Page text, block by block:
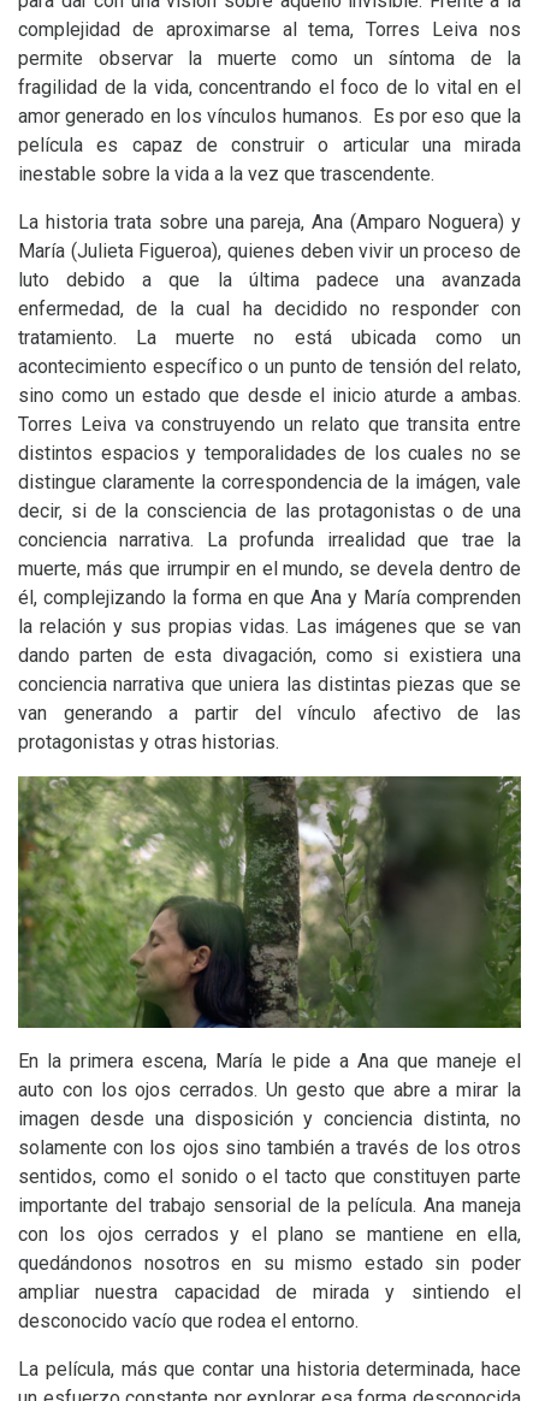
complejidad de aproximarse al tema, Torres Leiva nos
permite observar la muerte como un síntoma de la
fragilidad de la vida, concentrando el foco de lo vital en el
amor generado en los vínculos humanos. Es por eso que la
película es capaz de construir o articular una mirada
inestable sobre la vida a la vez que trascendente.
La historia trata sobre una pareja, Ana (Amparo Noguera) y
María (Julieta Figueroa), quienes deben vivir un proceso de
luto debido a que la última padece una avanzada
enfermedad, de la cual ha decidido no responder con
tratamiento. La muerte no está ubicada como un
acontecimiento específico o un punto de tensión del relato,
sino como un estado que desde el inicio aturde a ambas.
Torres Leiva va construyendo un relato que transita entre
distintos espacios y temporalidades de los cuales no se
distingue claramente la correspondencia de la imágen, vale
decir, si de la consciencia de las protagonistas o de una
conciencia narrativa. La profunda irrealidad que trae la
muerte, más que irrumpir en el mundo, se devela dentro de
él, complejizando la forma en que Ana y María comprenden
la relación y sus propias vidas. Las imágenes que se van
dando parten de esta divagación, como si existiera una
conciencia narrativa que uniera las distintas piezas que se
van generando a partir del vínculo afectivo de las
protagonistas y otras historias.
En la primera escena, María le pide a Ana que maneje el
auto con los ojos cerrados. Un gesto que abre a mirar la
imagen desde una disposición y conciencia distinta, no
solamente con los ojos sino también a través de los otros
sentidos, como el sonido o el tacto que constituyen parte
importante del trabajo sensorial de la película. Ana maneja
con los ojos cerrados y el plano se mantiene en ella,
quedándonos nosotros en su mismo estado sin poder
ampliar nuestra capacidad de mirada y sintiendo el
desconocido vacío que rodea el entorno.
La película, más que contar una historia determinada, hace